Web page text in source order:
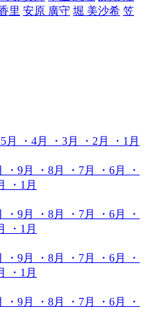
里 安原 廣守 堀 美沙希 笠
5月 ・4月 ・3月 ・2月
・1月
・9月 ・8月 ・7月 ・6月
・
・1月
・9月 ・8月 ・7月 ・6月
・
・1月
・9月 ・8月 ・7月 ・6月
・
・1月
・9月 ・8月 ・7月 ・6月
・